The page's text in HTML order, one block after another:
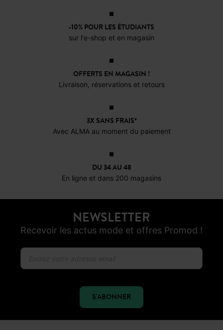
selon vos envies. Découvrez
comment les porter et les
accessoiriser, avec la
-10% POUR LES ÉTUDIANTS
sur l'e-shop et en magasin
OFFERTS EN MAGASIN !
Livraison, réservations et retours
3X SANS FRAIS*
Avec ALMA au moment du paiement
DU 34 AU 48
En ligne et dans 200 magasins
NEWSLETTER
Recevoir les actus mode et offres Promod !
S'ABONNER